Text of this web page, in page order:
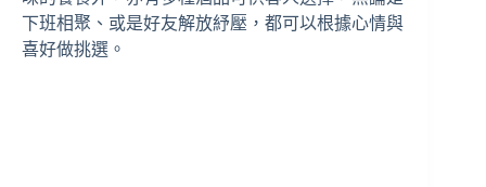
下班相聚、或是好友解放紓壓，都可以根據心情與
喜好做挑選。